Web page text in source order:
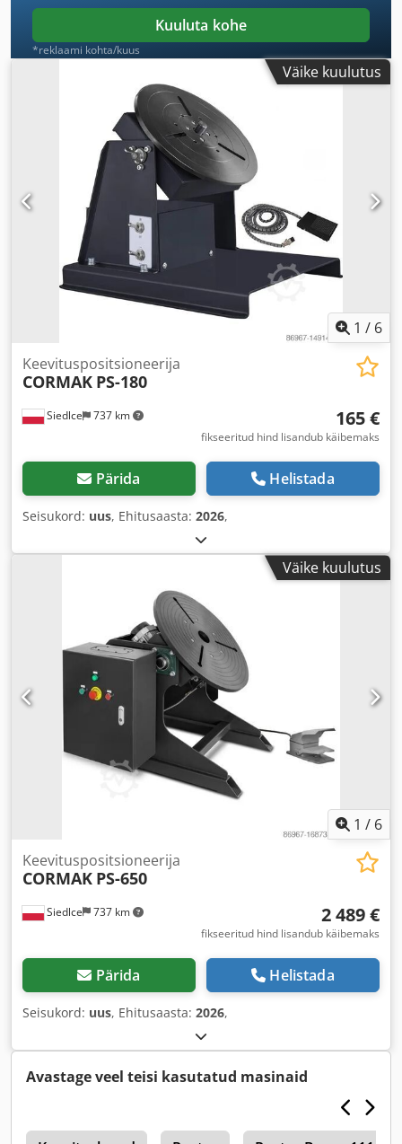
Kuuluta kohe
*reklaami kohta/kuus
Väike kuulutus
1 / 6
Siedlce 737 km
Keevituspositsioneerija
CORMAK PS-180
165 €
fikseeritud hind lisandub käibemaks
Pärida Helistada
Seisukord: uus, Ehitusaasta: 2026,
Väike kuulutus
1 / 6
Siedlce 737 km
Keevituspositsioneerija
CORMAK PS-650
2 489 €
fikseeritud hind lisandub käibemaks
Pärida Helistada
Seisukord: uus, Ehitusaasta: 2026,
Avastage veel teisi kasutatud masinaid